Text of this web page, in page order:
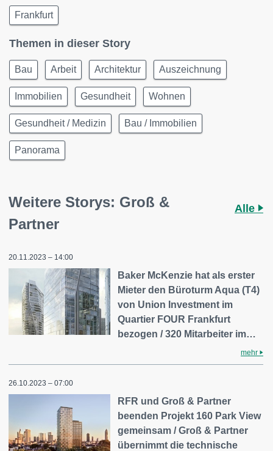
Frankfurt
Themen in dieser Story
Bau Arbeit Architektur Auszeichnung
Immobilien Gesundheit Wohnen
Gesundheit / Medizin Bau / Immobilien
Panorama
Weitere Storys: Groß &
Partner
Alle
20.11.2023 – 14:00
Baker McKenzie hat als erster
Mieter den Büroturm Aqua (T4)
von Union Investment im
Quartier FOUR Frankfurt
bezogen / 320 Mitarbeiter im…
mehr
26.10.2023 – 07:00
RFR und Groß & Partner
beenden Projekt 160 Park View
gemeinsam / Groß & Partner
übernimmt die technische